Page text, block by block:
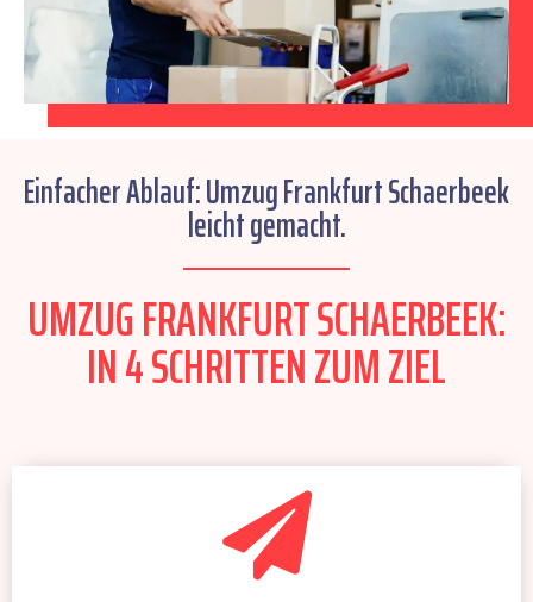
Einfacher Ablauf: Umzug Frankfurt Schaerbeek
leicht gemacht.
UMZUG FRANKFURT SCHAERBEEK:
IN 4 SCHRITTEN ZUM ZIEL